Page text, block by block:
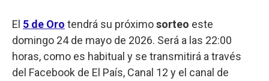
El 5 de Oro tendrá su próximosorteo este
domingo 24 de mayo de 2026. Será a las 22:00
horas, como es habitual y se transmitirá a través
del Facebook de El País, Canal 12 y el canal de